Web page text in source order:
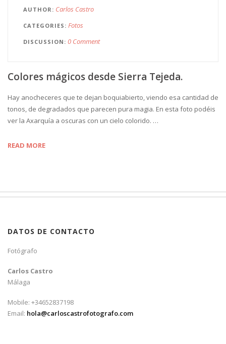
AUTHOR Carlos Castro
CATEGORIES Fotos
DISCUSSION 0 Comment
Colores mágicos desde Sierra Tejeda.
Hay anocheceres que te dejan boquiabierto, viendo esa cantidad de
tonos, de degradados que parecen pura magia. En esta foto podéis
ver la Axarquía a oscuras con un cielo colorido. …
READ MORE
DATOS DE CONTACTO
Fotógrafo
Carlos Castro
Málaga
Mobile: +34652837198
Email: hola@carloscastrofotografo.com